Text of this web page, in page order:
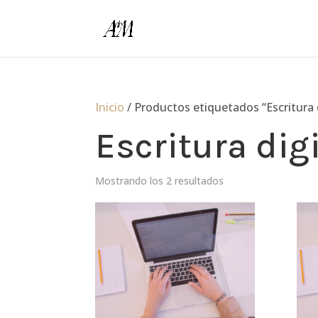
Inicio / Productos etiquetados “Escritura
Escritura
Mostrando los 2 resultados